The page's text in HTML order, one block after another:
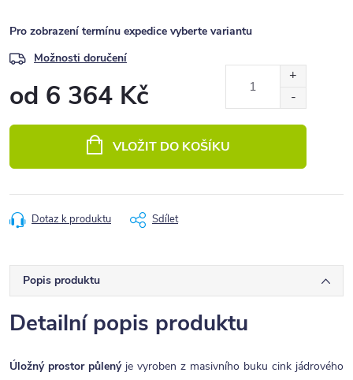
Pro zobrazení termínu expedice vyberte variantu
Možnosti doručení
od 6 364 Kč
VLOŽIT DO KOŠÍKU
Dotaz k produktu Sdílet
Popis produktu
Detailní popis produktu
Úložný prostor půlený je vyroben z masivního buku cink jádrového